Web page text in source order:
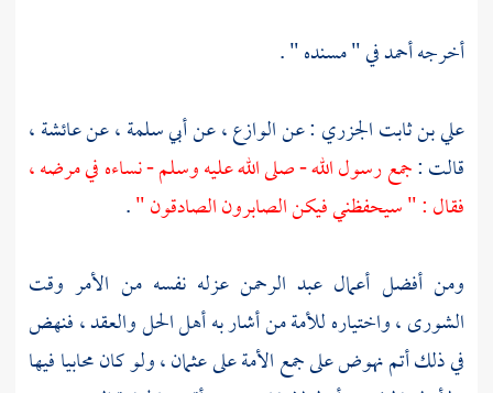
أخرجهأحمدفي " مسنده " .
علي بن ثابت الجزري : عنالوازع، عنأبي سلمة، عنعائشة،
قالت :جمع رسول الله - صلى الله عليه وسلم - نساءه في مرضه ،
فقال : " سيحفظني فيكن الصابرون الصادقون ".
ومن أفضل أعمال عبد الرحمنعزله نفسه من الأمر وقت
الشورى ، واختياره للأمة من أشار به أهل الحل والعقد ، فنهض
في ذلك أتم نهوض على جمع الأمة علىعثمان، ولو كان محابيا فيها